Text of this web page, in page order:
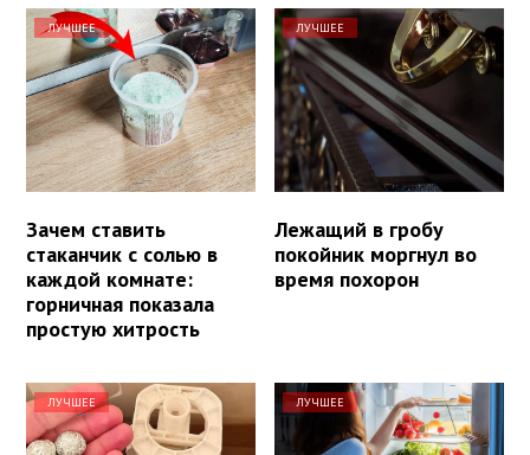
ЛУЧШЕЕ
Зачем ставить
стаканчик с солью в
каждой комнате:
горничная показала
простую хитрость
ЛУЧШЕЕ
Лежащий в гробу
покойник моргнул во
время похорон
ЛУЧШЕЕ ЛУЧШЕЕ